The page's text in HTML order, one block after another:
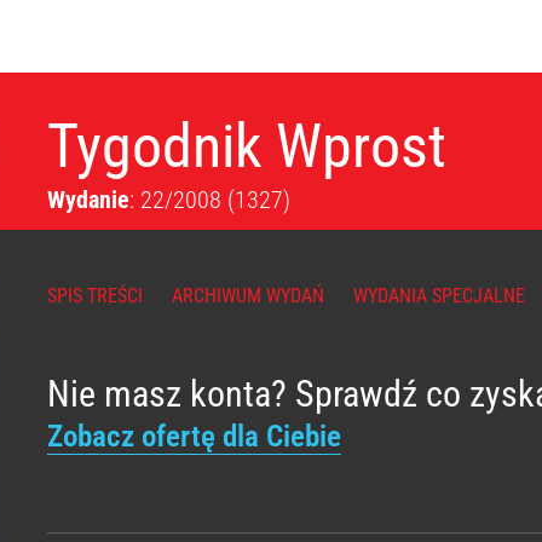
Tygodnik Wprost
Wydanie: 22/2008 (1327)
SPIS TREŚCI ARCHIWUM WYDAŃ WYDANIA SPECJALNE
Nie masz konta? Sprawdź co
Zobacz ofertę dla Ciebie